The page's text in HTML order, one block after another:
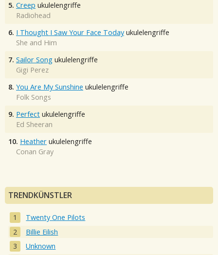
5. Creep ukulelengriffe
Radiohead
6. I Thought I Saw Your Face Today ukulelengriffe
She and Him
7. Sailor Song ukulelengriffe
Gigi Perez
8. You Are My Sunshine ukulelengriffe
Folk Songs
9. Perfect ukulelengriffe
Ed Sheeran
10. Heather ukulelengriffe
Conan Gray
TRENDKÜNSTLER
Twenty One Pilots
Billie Eilish
Unknown